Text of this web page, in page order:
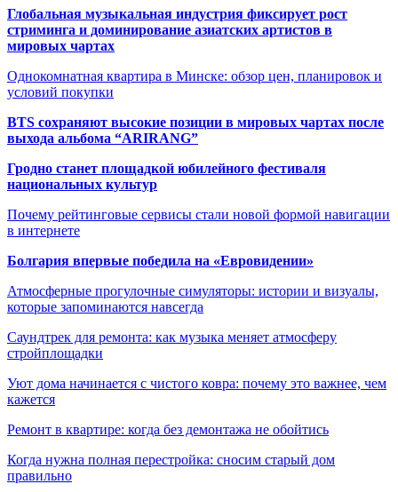
Глобальная музыкальная индустрия фиксирует рост
стриминга и доминирование азиатских артистов в
мировых чартах
Однокомнатная квартира в Минске: обзор цен, планировок и
условий покупки
BTS сохраняют высокие позиции в мировых чартах после
выхода альбома “ARIRANG”
Гродно станет площадкой юбилейного фестиваля
национальных культур
Почему рейтинговые сервисы стали новой формой навигации
в интернете
Болгария впервые победила на «Евровидении»
Атмосферные прогулочные симуляторы: истории и визуалы,
которые запоминаются навсегда
Саундтрек для ремонта: как музыка меняет атмосферу
стройплощадки
Уют дома начинается с чистого ковра: почему это важнее, чем
кажется
Ремонт в квартире: когда без демонтажа не обойтись
Когда нужна полная перестройка: сносим старый дом
правильно